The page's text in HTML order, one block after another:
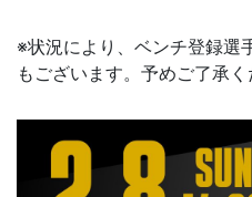
※状況により、ベンチ登録選
もございます。予めご了承く